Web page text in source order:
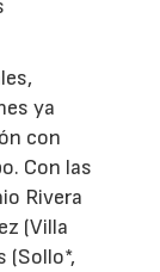
ya
con
Con las
Rivera
(Villa
(Sollo*,